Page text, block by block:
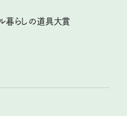
暮らしの道具大賞